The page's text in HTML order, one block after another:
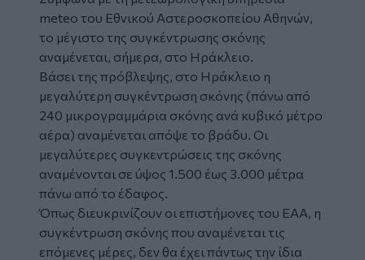
meteo του Εθνικού Αστεροσκοπείου Αθηνών,
το μέγιστο της συγκέντρωσης σκόνης
αναμένεται, σήμερα, στο Ηράκλειο.
Βάσει της πρόβλεψης, στο Ηράκλειο η
μεγαλύτερη συγκέντρωση σκόνης (πάνω από
240 μικρογραμμάρια σκόνης ανά κυβικό μέτρο
αέρα) αναμένεται απόψε το βράδυ. Οι
μεγαλύτερες συγκεντρώσεις της σκόνης
αναμένονται σε ύψος 1.500 έως 3.000 μέτρα
πάνω από το έδαφος.
Όπως διευκρινίζουν οι επιστήμονες του ΕΑΑ, η
συγκέντρωση σκόνης που αναμένεται τις
επόμενες μέρες, δεν θα έχει πάντως την ίδια